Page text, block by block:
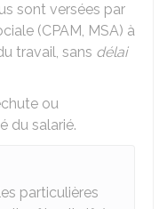
sont versées par
(CPAM, MSA) à
travail, sans délai
ou
du salarié.
particulières